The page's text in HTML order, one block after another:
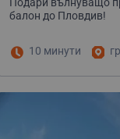
балон до Пловдив!
10 минути